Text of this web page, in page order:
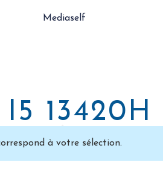
Mediaself
13420H
à votre sélection.